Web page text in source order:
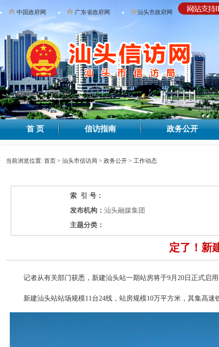
中国政府网 广东省政府网 汕头市政府网 无障
首 页 信访指南 政务公开
当前浏览位置: 首页 > 汕头市信访局 > 政务公开 > 工作动态
索 引 号：
发布机构： 汕头融媒集团
主题分类：
定了！新
记者从有关部门获悉，新建汕头站一期站房将于9月20日正式启
新建汕头站站场规模11台24线，站房规模10万平方米，其集高速